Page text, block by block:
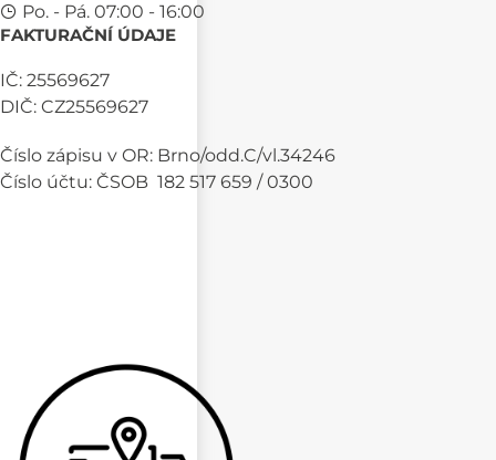
Po. - Pá. 07:00 - 16:00
FAKTURAČNÍ ÚDAJE
IČ: 25569627
DIČ: CZ25569627
Číslo zápisu v OR: Brno/odd.C/vl.34246
Číslo účtu: ČSOB 182 517 659 / 0300